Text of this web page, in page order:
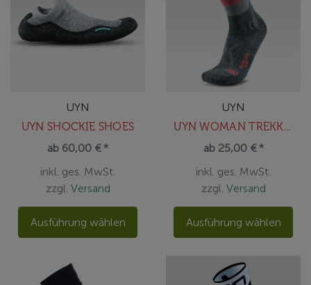
UYN
UYN SHOCKIE SHOES
ab 60,00 € *
inkl. ges. MwSt.
zzgl. Versand
Ausführung wählen
UYN
UYN WOMAN TREKKING ONE COOL SOCKS
ab 25,00 € *
inkl. ges. MwSt.
zzgl. Versand
Ausführung wählen